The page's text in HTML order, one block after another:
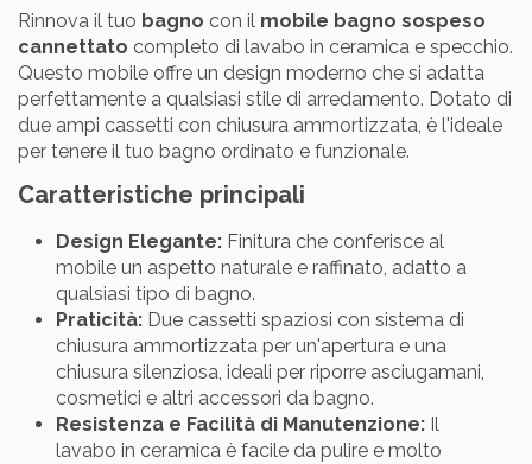
Rinnova il tuo bagno con il mobile bagno sospeso
cannettato completo di lavabo in ceramica e specchio.
Questo mobile offre un design moderno che si adatta
perfettamente a qualsiasi stile di arredamento. Dotato di
due ampi cassetti con chiusura ammortizzata, è l'ideale
per tenere il tuo bagno ordinato e funzionale.
Caratteristiche principali
Design Elegante: Finitura che conferisce al
mobile un aspetto naturale e raffinato, adatto a
qualsiasi tipo di bagno.
Praticità: Due cassetti spaziosi con sistema di
chiusura ammortizzata per un'apertura e una
chiusura silenziosa, ideali per riporre asciugamani,
cosmetici e altri accessori da bagno.
Resistenza e Facilità di Manutenzione: Il
lavabo in ceramica è facile da pulire e molto